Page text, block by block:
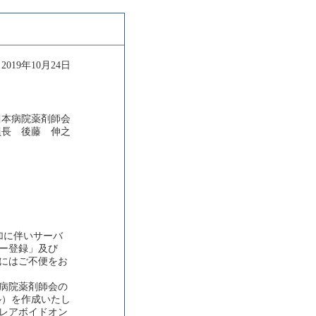
2019年10月24日
病院薬剤師会
長 後藤 伸之
に伴いサーバ
登録」及び
はご不便をお
院薬剤師会の
を作成いたし
アボイドオン